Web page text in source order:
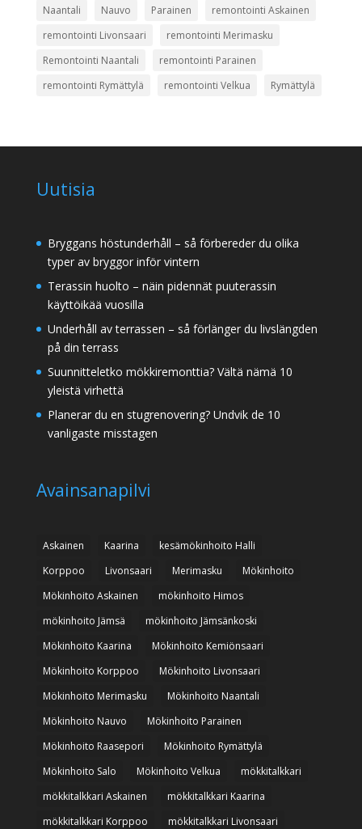
Naantali Nauvo Parainen
remontointi Askainen
remontointi Livonsaari
remontointi Merimasku
Remontointi Naantali
remontointi Parainen
remontointi Rymättylä
remontointi Velkua Rymättylä
Uutisia
Bryggans höstunderhåll – så förbereder du olika
typer av bryggor inför vintern
Terassin huolto – näin pidennät puuterassin
käyttöikää vuosilla
Underhåll av terrassen – så förlänger du livslängden
på din terrass
Suunnitteletko mökkiremonttia? Vältä nämä 10
yleistä virhettä
Planerar du en stugrenovering? Undvik de 10
vanligaste misstagen
Avainsanapilvi
Askainen Kaarina
kesämökinhoito Halli
Korppoo
Livonsaari Merimasku
Mökinhoito
Mökinhoito Askainen
mökinhoito Himos
mökinhoito Jämsä
mökinhoito Jämsänkoski
Mökinhoito Kaarina
Mökinhoito Kemiönsaari
Mökinhoito Korppoo
Mökinhoito Livonsaari
Mökinhoito Merimasku
Mökinhoito Naantali
Mökinhoito Nauvo
Mökinhoito Parainen
Mökinhoito Raasepori
Mökinhoito Rymättylä
Mökinhoito Salo
Mökinhoito Velkua
mökkitalkkari
mökkitalkkari Askainen
mökkitalkkari Kaarina
mökkitalkkari Korppoo
mökkitalkkari Livonsaari